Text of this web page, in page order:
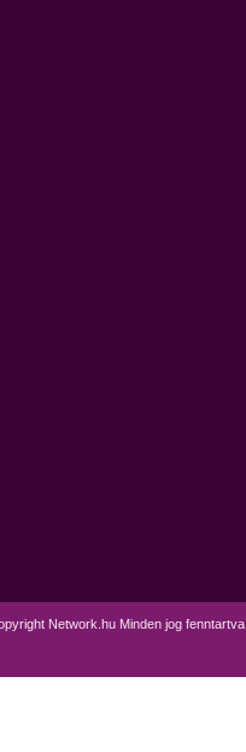
Network.hu Minden jog fenntartva.